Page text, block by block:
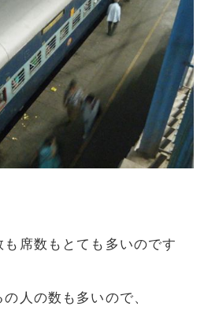
席数もとても多いのです
人の数も多いので、